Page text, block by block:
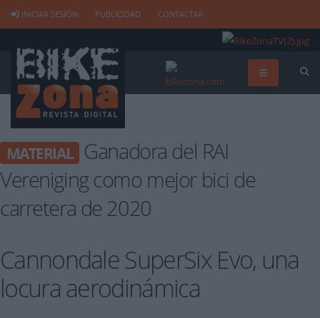
INICIAR SESIÓN PUBLICIDAD CONTACTAR
MATERIAL Ganadora del RAI
Vereniging como mejor bici de
carretera de 2020
Cannondale SuperSix Evo, una
locura aerodinámica